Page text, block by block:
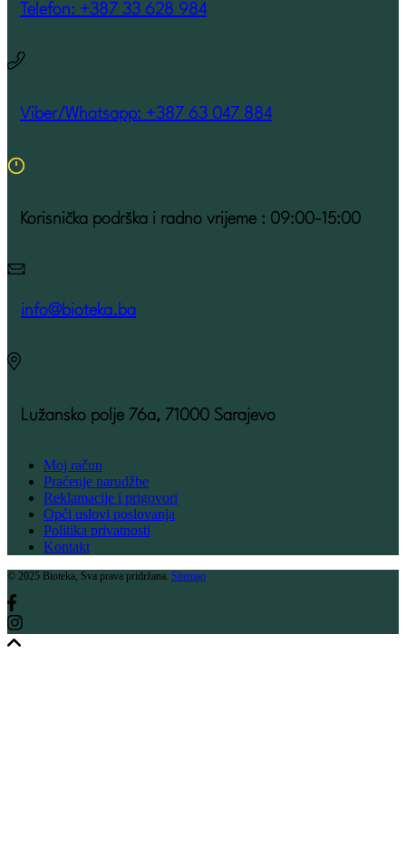
Telefon: +387 33 628 984
Viber/Whatsapp: +387 63 047 884
Korisnička podrška i radno vrijeme : 09:00-15:00
info@bioteka.ba
Lužansko polje 76a, 71000 Sarajevo
Moj račun
Praćenje narudžbe
Reklamacije i prigovori
Opći uslovi poslovanja
Politika privatnosti
Kontakt
© 2025 Bioteka, Sva prava pridržana. Sitemap